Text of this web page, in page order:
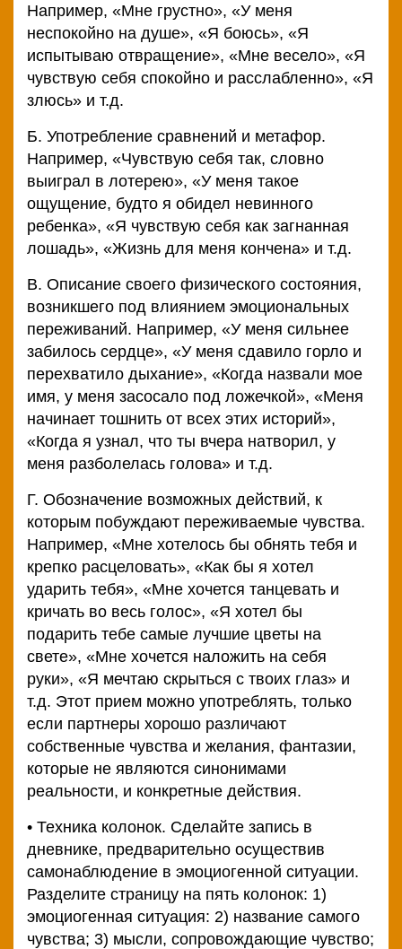
Например, «Мне грустно», «У меня
неспокойно на душе», «Я боюсь», «Я
испытываю отвращение», «Мне весело», «Я
чувствую себя спокойно и расслабленно», «Я
злюсь» и т.д.
Б. Употребление сравнений и метафор.
Например, «Чувствую себя так, словно
выиграл в лотерею», «У меня такое
ощущение, будто я обидел невинного
ребенка», «Я чувствую себя как загнанная
лошадь», «Жизнь для меня кончена» и т.д.
В. Описание своего физического состояния,
возникшего под влиянием эмоциональных
переживаний. Например, «У меня сильнее
забилось сердце», «У меня сдавило горло и
перехватило дыхание», «Когда назвали мое
имя, у меня засосало под ложечкой», «Меня
начинает тошнить от всех этих историй»,
«Когда я узнал, что ты вчера натворил, у
меня разболелась голова» и т.д.
Г. Обозначение возможных действий, к
которым побуждают переживаемые чувства.
Например, «Мне хотелось бы обнять тебя и
крепко расцеловать», «Как бы я хотел
ударить тебя», «Мне хочется танцевать и
кричать во весь голос», «Я хотел бы
подарить тебе самые лучшие цветы на
свете», «Мне хочется наложить на себя
руки», «Я мечтаю скрыться с твоих глаз» и
т.д. Этот прием можно употреблять, только
если партнеры хорошо различают
собственные чувства и желания, фантазии,
которые не являются синонимами
реальности, и конкретные действия.
• Техника колонок. Сделайте запись в
дневнике, предварительно осуществив
самонаблюдение в эмоциогенной ситуации.
Разделите страницу на пять колонок: 1)
эмоциогенная ситуация: 2) название самого
чувства; 3) мысли, сопровождающие чувство;